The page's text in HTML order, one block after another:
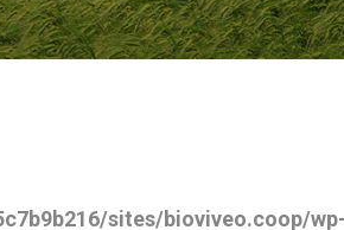
sites/bioviveo.coop/